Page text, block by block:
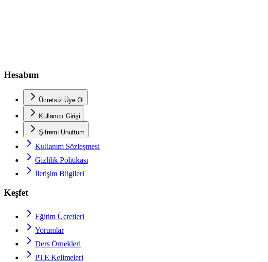
Hesabım
Ücretsiz Üye Ol
Kullanıcı Girişi
Şifremi Unuttum
Kullanım Sözleşmesi
Gizlilik Politikası
İletişim Bilgileri
Keşfet
Eğitim Ücretleri
Yorumlar
Ders Örnekleri
PTE Kelimeleri